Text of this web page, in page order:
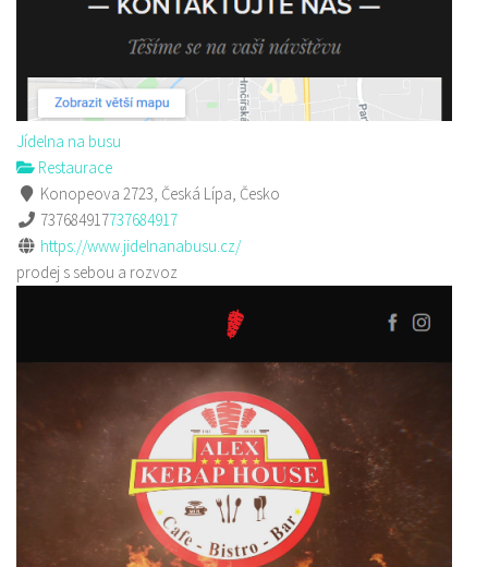
Jídelna na busu
Restaurace
Konopeova 2723, Česká Lípa, Česko
737684917737684917
https://www.jidelnanabusu.cz/
prodej s sebou a rozvoz